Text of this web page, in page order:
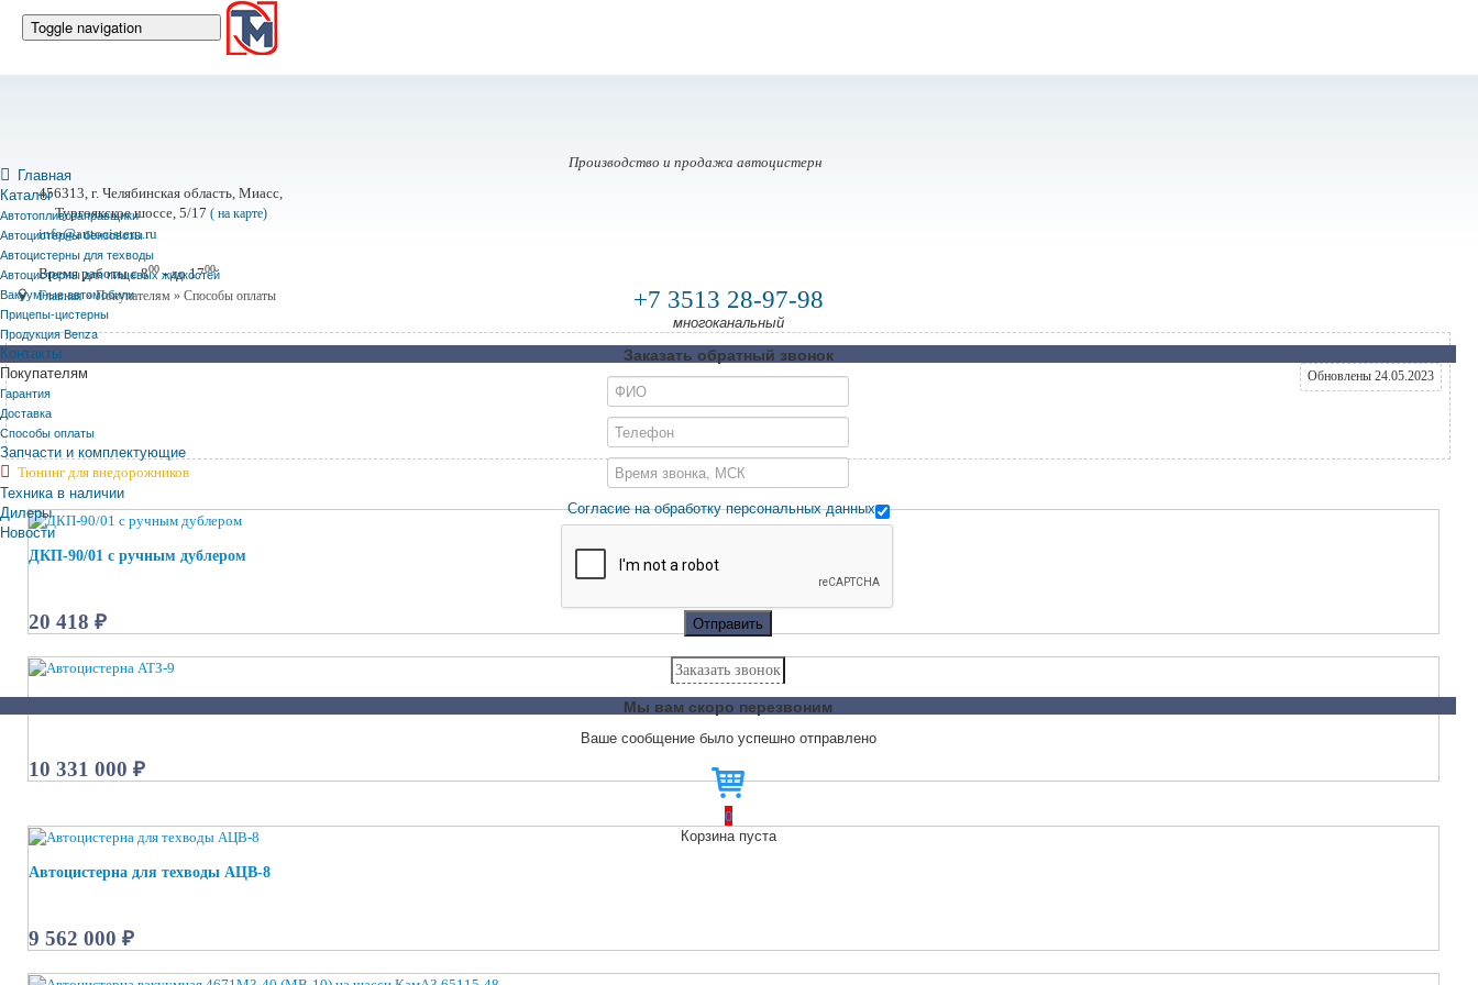
Toggle navigation
Бензовозы
Автоцистерны для пищевых жидкостей
Вакуумные автомобили
Техника на складе
Прицепы цистерны
Запасные части
Тюнинг для внедорожников
Новости
Производство и продажа автоцистерн
456313, г. Челябинская область, Миасс,
Тургоякское шоссе, 5/17 ( на карте)
info@autocistern.ru
Время работы с 800 - до 1700
+7 3513 28-97-98
многоканальный
Заказать обратный звонок
Согласие на обработку персональных данных
Отправить
Заказать звонок
Мы вам скоро перезвоним
Ваше сообщение было успешно отправлено
0
Корзина пуста
Главная
Каталог
Автотопливозаправщики
Автоцистерны бензовозы
Автоцистерны для техводы
Автоцистерны для пищевых жидкостей
Вакуумные автомобили
Прицепы-цистерны
Продукция Benza
Контакты
Покупателям
Гарантия
Доставка
Способы оплаты
Запчасти и комплектующие
Тюнинг для внедорожников
Техника в наличии
Дилеры
Новости
Главная » Покупателям » Способы оплаты
Прайс на доработку автомобилей
Обновлены 24.05.2023
ДКП-90/01 с ручным дублером
20 418 ₽
Автоцистерна АТЗ-9
10 331 000 ₽
Автоцистерна для техводы АЦВ-8
9 562 000 ₽